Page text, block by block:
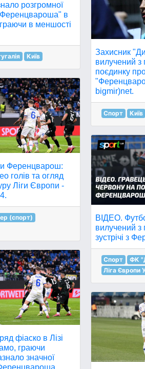
розгромної
в
в меншості
Київ
Ференцварош:
голів та огляд
Ліги Європи -
(спорт)
фіаско в Лізі
граючи
значної
Захисник
вилучений з
поєдинку
bigmir)net.
Спорт Київ
ВІДЕО.
вилучений з
зустрічі з
Спорт
ФК
Ліга Європи